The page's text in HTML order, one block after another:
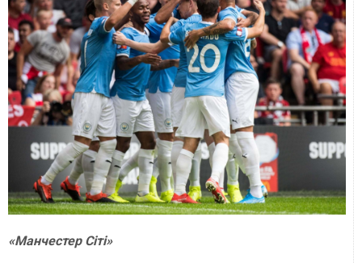
«Манчестер Сіті»